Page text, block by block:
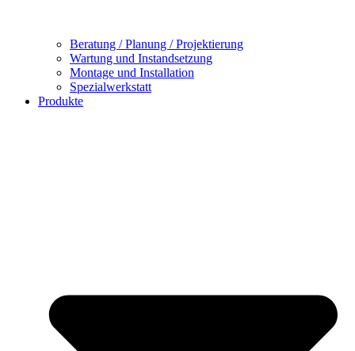
Beratung / Planung / Projektierung
Wartung und Instandsetzung
Montage und Installation
Spezialwerkstatt
Produkte